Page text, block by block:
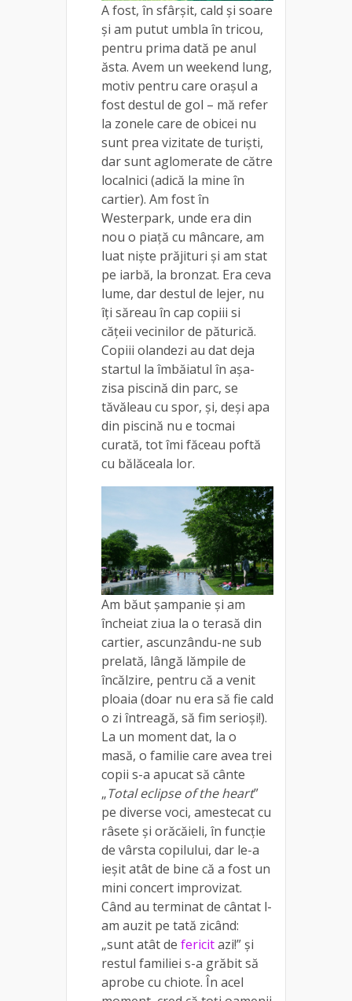
A fost, în sfârșit, cald și soare
și am putut umbla în tricou,
pentru prima dată pe anul
ăsta. Avem un weekend lung,
motiv pentru care orașul a
fost destul de gol – mă refer
la zonele care de obicei nu
sunt prea vizitate de turiști,
dar sunt aglomerate de către
localnici (adică la mine în
cartier). Am fost în
Westerpark, unde era din
nou o piață cu mâncare, am
luat niște prăjituri și am stat
pe iarbă, la bronzat. Era ceva
lume, dar destul de lejer, nu
îți săreau în cap copiii si
cățeii vecinilor de păturică.
Copiii olandezi au dat deja
startul la îmbăiatul în așa-
zisa piscină din parc, se
tăvăleau cu spor, și, deși apa
din piscină nu e tocmai
curată, tot îmi făceau poftă
cu bălăceala lor.
Am băut șampanie și am
încheiat ziua la o terasă din
cartier, ascunzându-ne sub
prelată, lângă lămpile de
încălzire, pentru că a venit
ploaia (doar nu era să fie cald
o zi întreagă, să fim serioși!).
La un moment dat, la o
masă, o familie care avea trei
copii s-a apucat să cânte
„Total eclipse of the heart”
pe diverse voci, amestecat cu
râsete și orăcăieli, în funcție
de vârsta copilului, dar le-a
ieșit atât de bine că a fost un
mini concert improvizat.
Când au terminat de cântat l-
am auzit pe tată zicând:
„sunt atât de fericitazi!” și
restul familiei s-a grăbit să
aprobe cu chiote. În acel